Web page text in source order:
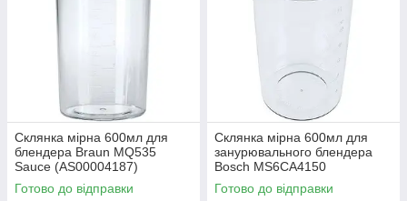
Склянка мірна 600мл для
блендера Braun MQ535
Sauce (AS00004187)
Готово до відправки
Склянка мірна 600мл для
занурювального блендера
Bosch MS6CA4150
(AS00004187B)
Готово до відправки